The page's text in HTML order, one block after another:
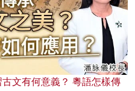
文有何意義？ 粵語怎樣傳